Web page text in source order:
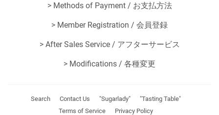
> Methods of Payment / お支払方法
> Member Registration / 会員登録
> After Sales Service / アフターサービス
> Modifications / 各種変更
Search Contact Us "Sugarlady"
"Tasting Table"
Terms of Service
Privacy Policy